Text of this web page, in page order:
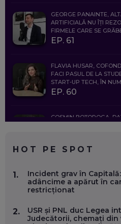
GEORGE PANAINTE,
ARTIFICIALĂ NU ÎȚI
FIRMELE CARE SE
EP. 61
FLAVIA HUSAR,
FACI PASUL DE LA
START-UP TECH, ÎN
EP. 60
COSMIN BOȚOROGA,
FOLOSEȘTI
SE VA SCHIMBA
EP. 58
MARIUS PAȘCULEA,
HOT PE SPOT
1.
Incident grav în
adâncime a apărut în
restricționat
2.
USR și PNL duc Legea
Judecătorii, chemați